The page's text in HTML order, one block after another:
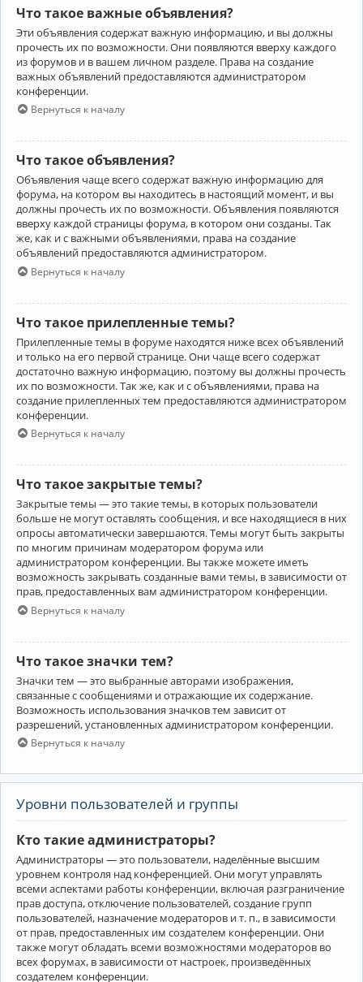
Что такое важные объявления?
Эти объявления содержат важную информацию, и вы должны
прочесть их по возможности. Они появляются вверху каждого
из форумов и в вашем личном разделе. Права на создание
важных объявлений предоставляются администратором
конференции.
Вернуться к началу
Что такое объявления?
Объявления чаще всего содержат важную информацию для
форума, на котором вы находитесь в настоящий момент, и вы
должны прочесть их по возможности. Объявления появляются
вверху каждой страницы форума, в котором они созданы. Так
же, как и с важными объявлениями, права на создание
объявлений предоставляются администратором.
Вернуться к началу
Что такое прилепленные темы?
Прилепленные темы в форуме находятся ниже всех объявлений
и только на его первой странице. Они чаще всего содержат
достаточно важную информацию, поэтому вы должны прочесть
их по возможности. Так же, как и с объявлениями, права на
создание прилепленных тем предоставляются администратором
конференции.
Вернуться к началу
Что такое закрытые темы?
Закрытые темы — это такие темы, в которых пользователи
больше не могут оставлять сообщения, и все находящиеся в них
опросы автоматически завершаются. Темы могут быть закрыты
по многим причинам модератором форума или
администратором конференции. Вы также можете иметь
возможность закрывать созданные вами темы, в зависимости от
прав, предоставленных вам администратором конференции.
Вернуться к началу
Что такое значки тем?
Значки тем — это выбранные авторами изображения,
связанные с сообщениями и отражающие их содержание.
Возможность использования значков тем зависит от
разрешений, установленных администратором конференции.
Вернуться к началу
Уровни пользователей и группы
Кто такие администраторы?
Администраторы — это пользователи, наделённые высшим
уровнем контроля над конференцией. Они могут управлять
всеми аспектами работы конференции, включая разграничение
прав доступа, отключение пользователей, создание групп
пользователей, назначение модераторов и т. п., в зависимости
от прав, предоставленных им создателем конференции. Они
также могут обладать всеми возможностями модераторов во
всех форумах, в зависимости от настроек, произведённых
создателем конференции.